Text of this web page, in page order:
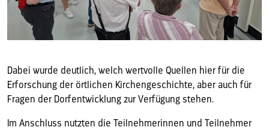
Dabei wurde deutlich, welch wertvolle Quellen hier für die
Erforschung der örtlichen Kirchengeschichte, aber auch für
Fragen der Dorfentwicklung zur Verfügung stehen.
Im Anschluss nutzten die Teilnehmerinnen und Teilnehmer